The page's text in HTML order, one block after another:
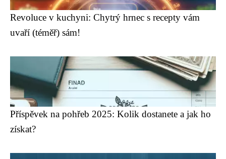
Revoluce v kuchyni: Chytrý hrnec s recepty vám
uvaří (téměř) sám!
Příspěvek na pohřeb 2025: Kolik dostanete a jak ho
získat?